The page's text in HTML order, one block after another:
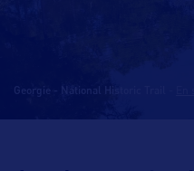
Georgie - National Historic Trail